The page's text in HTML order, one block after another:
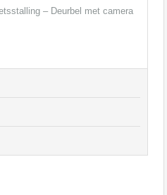
– Deurbel met camera